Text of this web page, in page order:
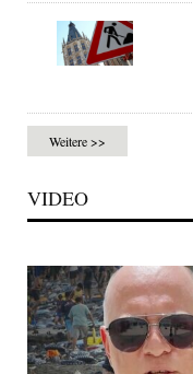
Weitere >>
VIDEO